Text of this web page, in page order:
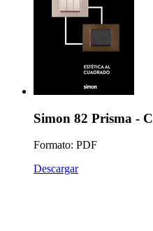
Simon 82 Prisma -
Formato: PDF
Descargar